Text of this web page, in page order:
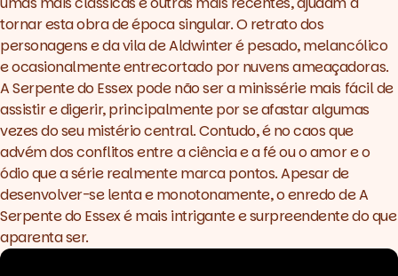
tornar esta obra de época singular. O retrato dos
personagens e da vila de Aldwinter é pesado, melancólico
e ocasionalmente entrecortado por nuvens ameaçadoras.
A Serpente do Essexpode não ser a minissérie mais fácil de
assistir e digerir, principalmente por se afastar algumas
vezes do seu mistério central. Contudo, é no caos que
advém dos conflitos entre a ciência e a fé ou o amor e o
ódio que a série realmente marca pontos. Apesar de
desenvolver-se lenta e monotonamente, o enredo deA
Serpente do Essexé mais intrigante e surpreendente do que
aparenta ser.